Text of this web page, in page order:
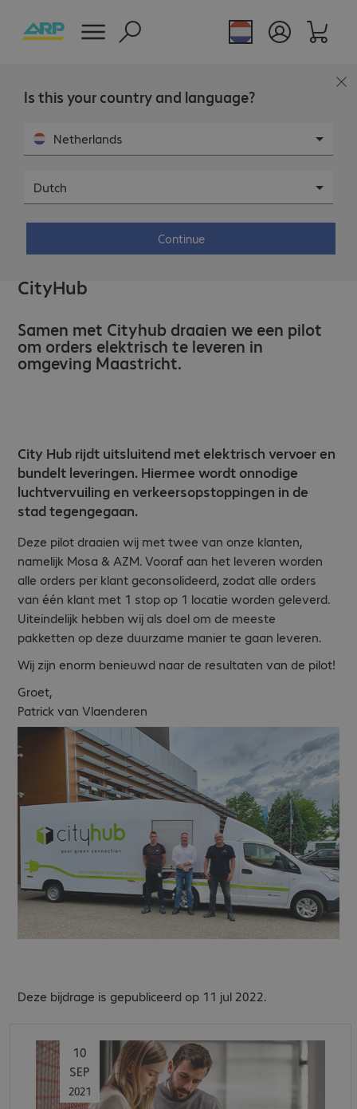
Is this your country and language?
Netherlands
Dutch
Continue
11 JUL 2022
CityHub
Samen met Cityhub draaien we een pilot
om orders elektrisch te leveren in
omgeving Maastricht.
City Hub rijdt uitsluitend met elektrisch vervoer en
bundelt leveringen. Hiermee wordt onnodige
luchtvervuiling en verkeersopstoppingen in de
stad tegengegaan.
Deze pilot draaien wij met twee van onze klanten,
namelijk Mosa & AZM. Vooraf aan het leveren worden
alle orders per klant geconsolideerd, zodat alle orders
van één klant met 1 stop op 1 locatie worden geleverd.
Uiteindelijk hebben wij als doel om de meeste
pakketten op deze duurzame manier te gaan leveren.
Wij zijn enorm benieuwd naar de resultaten van de pilot!
Groet,
Patrick van Vlaenderen
Deze bijdrage is gepubliceerd op 11 jul 2022.
10
SEP
2021